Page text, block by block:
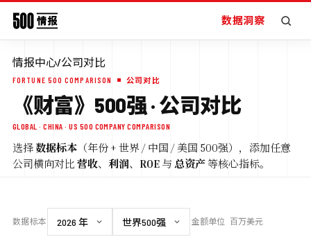
数据洞察
情报中心/公司对比
FORTUNE 500 COMPARISON 公司对比
《财富》500强 · 公司对比
GLOBAL · CHINA · US 500 COMPANY COMPARISON
选择 数据标本 （年份 + 世界 / 中国 / 美国 500强），添加任意
公司横向对比 营收、 利润、 ROE 与 总资产等核心指标。
数据标本 金额单位 百万美元